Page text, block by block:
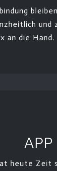
und
an die Hand.
APP
heute Zeit